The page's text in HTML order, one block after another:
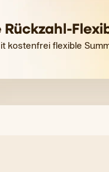
Rückzahl-
kostenfrei flexible